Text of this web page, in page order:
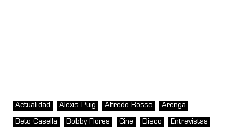
Actualidad Alexis Puig Alfredo Rosso Arenga
Beto Casella Bobby Flores Cine Disco Entrevistas